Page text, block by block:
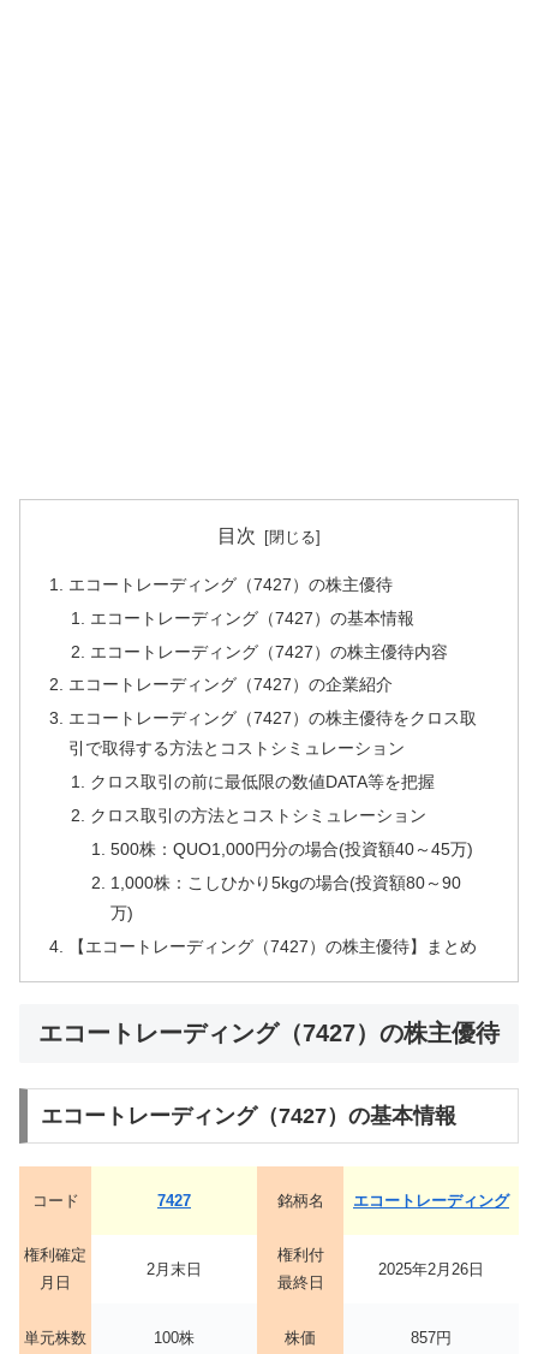
目次
エコートレーディング（7427）の株主優待
エコートレーディング（7427）の基本情報
エコートレーディング（7427）の株主優待内容
エコートレーディング（7427）の企業紹介
エコートレーディング（7427）の株主優待をクロス取
引で取得する方法とコストシミュレーション
クロス取引の前に最低限の数値DATA等を把握
クロス取引の方法とコストシミュレーション
500株：QUO1,000円分の場合(投資額40～45万)
1,000株：こしひかり5kgの場合(投資額80～90
万)
【エコートレーディング（7427）の株主優待】まとめ
エコートレーディング（7427）の株主優待
エコートレーディング（7427）の基本情報
コード 7427 銘柄名 エコートレーディング
権利確定
月日
2月末日
権利付
最終日
2025年2月26日
単元株数 100株 株価 857円